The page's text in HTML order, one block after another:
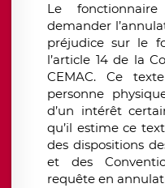
Le
demander
préjudice sur le
l’article 14 de la
CEMAC. Ce
personne
d’un intérêt
qu’il estime ce
des dispositions
et des
requête en